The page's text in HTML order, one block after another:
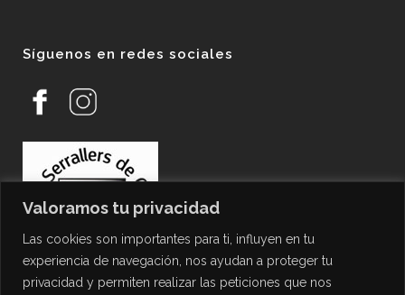
Valoramos tu privacidad
Las cookies son importantes para ti, influyen en tu
experiencia de navegación, nos ayudan a proteger tu
privacidad y permiten realizar las peticiones que nos
Síguenos en redes sociales